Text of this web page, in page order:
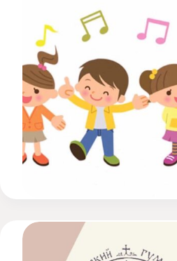
Проекты
Творчество
Художественная
студия
Музыкальное
отделение
Психологическая
Служба
Тьюторская